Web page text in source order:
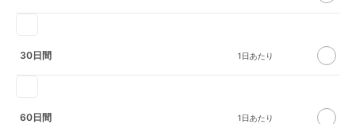
30日間
60日間